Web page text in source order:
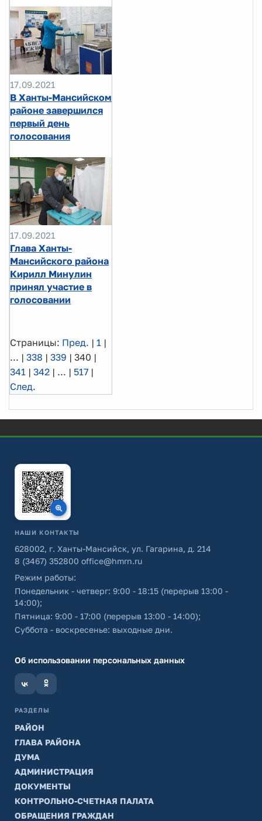
17.09.2021
В Ханты-Мансийском
районе завершился
первый день
голосования
17.09.2021
Глава Ханты-
Мансийского района
Кирилл Минулин
принял участие в
голосовании
Страницы: Пред. | 1 |
... | 338 | 339 | 340 |
341 | 342 | ... | 517 |
След.
НАШИ КОНТАКТЫ
628002, г. Ханты-Мансийск, ул. Гагарина, д. 214
8 (3467) 352800 office@hmrn.ru
Режим работы:
Понедельник - четверг: 9:00 - 18:15 (перерыв 13:00 -
14:00);
Пятница: 9:00 - 17:00 (перерыв 13:00 - 14:00);
Суббота - воскресенье: выходные дни.
Об использовании персональных данных
РАЗДЕЛЫ
РАЙОН
ГЛАВА РАЙОНА
ДУМА
АДМИНИСТРАЦИЯ
ДОКУМЕНТЫ
КОНТРОЛЬНО-СЧЕТНАЯ ПАЛАТА
ОБРАЩЕНИЯ ГРАЖДАН